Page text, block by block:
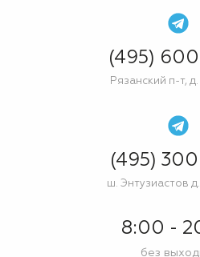
(495)
Рязанский п-т, д.
(495)
ш. Энтузиастов д.
8:00 -
без